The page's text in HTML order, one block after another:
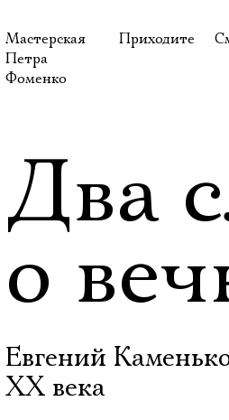
Мастерская
Петра
Фоменко
Приходите
Правила
Два
о
Евгений
XX века